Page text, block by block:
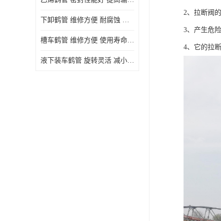
下卸鹤管 维修方便 耐腐蚀 耐高温
槽车鹤管 维修方便 使用寿命较长
液下装车鹤管 旋转灵活 减小压力损失
2、拉断阀
3、产生危
4、它的拉